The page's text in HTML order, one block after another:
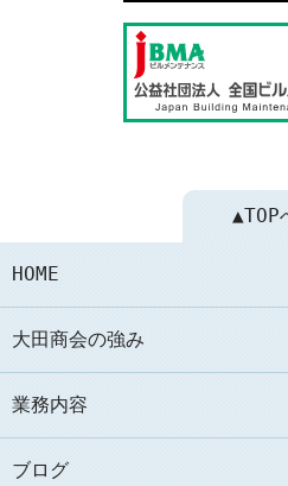
▲TOP
HOME
大田商会の強み
業務内容
ブログ